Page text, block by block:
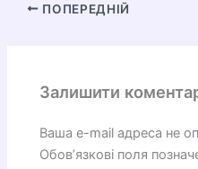
ПОПЕРЕДНІЙ
Залишити
Ваша e-mail адреса не
Обов’язкові поля